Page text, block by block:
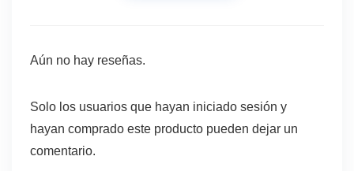
Aún no hay reseñas.
Solo los usuarios que hayan iniciado sesión y
hayan comprado este producto pueden dejar un
comentario.